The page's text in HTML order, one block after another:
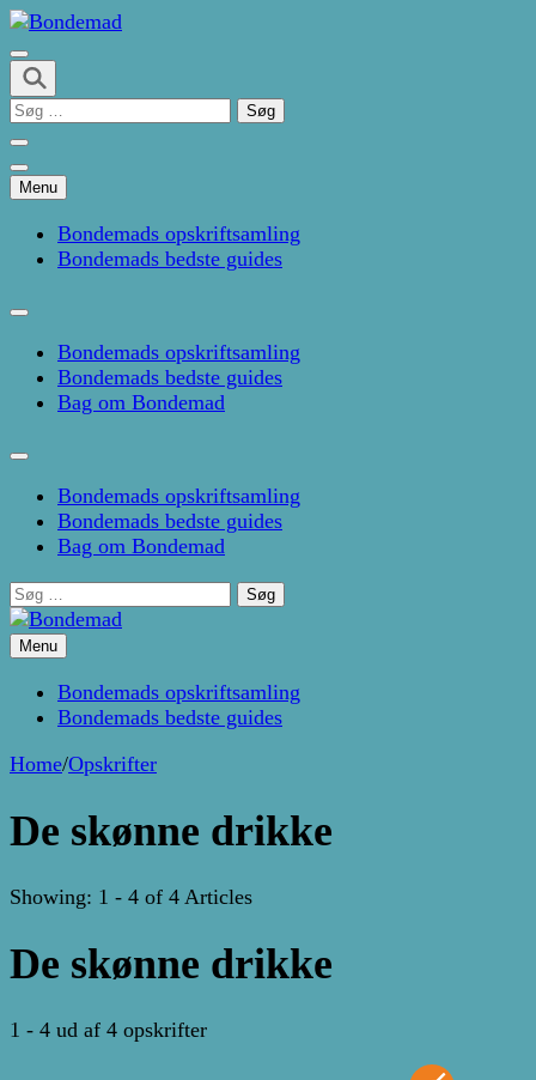
Skip
to
content
(Press
Enter)
Bondemad
Kage- og madblog af Pernille Janbæk
Søg
Menu
Bondemads opskriftsamling
Bondemads bedste guides
Bondemads opskriftsamling
Bondemads bedste guides
Bag om Bondemad
Bondemads opskriftsamling
Bondemads bedste guides
Bag om Bondemad
Søg
efter:
Bondemad
Kage- og madblog af Pernille Janbæk
Menu
Bondemads opskriftsamling
Bondemads bedste guides
Home/Opskrifter
De skønne drikke
Showing: 1 - 4 of 4 Articles
De skønne drikke
1 - 4 ud af 4 opskrifter